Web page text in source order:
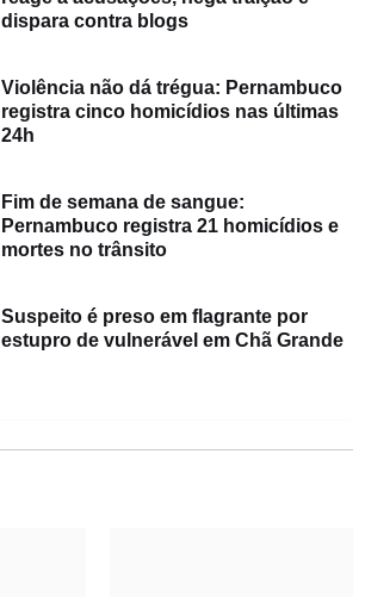
dispara contra blogs
Violência não dá trégua: Pernambuco
registra cinco homicídios nas últimas
24h
Fim de semana de sangue:
Pernambuco registra 21 homicídios e
mortes no trânsito
Suspeito é preso em flagrante por
estupro de vulnerável em Chã Grande